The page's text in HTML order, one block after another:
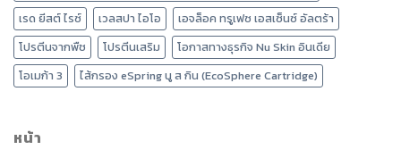
เรด ยีสต์ ไรซ์
เวลสปา ไอโอ
เอจล็อค ทรูเฟซ เอสเซ็นซ์ อัลตร้า
โปรตีนจากพืช
โปรตีนเสริม
โอกาสทางธุรกิจ Nu Skin อินเดีย
โอเมก้า 3
ไส้กรอง eSpring นู ส กิน (EcoSphere Cartridge)
หน้า